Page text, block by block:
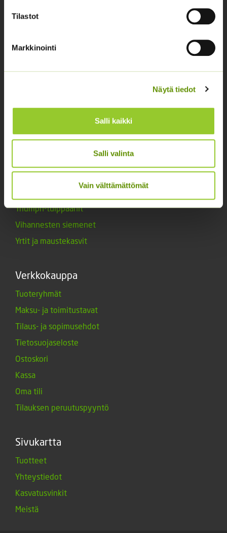
Tilastot
Markkinointi
Näytä tiedot
Salli kaikki
Salli valinta
Vain välttämättömät
Osastottomat tuotteet
Maanparannusaineet
Muut siemenet
Siemenperunat
Triumph-tulppaanit
Vihannesten siemenet
Yrtit ja maustekasvit
Verkkokauppa
Tuoteryhmät
Maksu- ja toimitustavat
Tilaus- ja sopimusehdot
Tietosuojaseloste
Ostoskori
Kassa
Oma tili
Tilauksen peruutuspyyntö
Sivukartta
Tuotteet
Yhteystiedot
Kasvatusvinkit
Meistä